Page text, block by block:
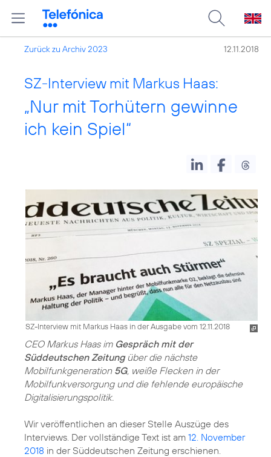
Zurück zu Archiv 2023 12.11.2018
SZ-Interview mit Markus Haas:
„Nur mit Torhütern gewinne
ich kein Spiel“
SZ-Interview mit Markus Haas in der Ausgabe vom 12.11.2018
CEO Markus Haas im Gespräch mit der
Süddeutschen Zeitungüber die nächste
Mobilfunkgeneration 5G, weiße Flecken in der
Mobilfunkversorgung und die fehlende europäische
Digitalisierungspolitik.
Wir veröffentlichen an dieser Stelle Auszüge des
Interviews. Der vollständige Text ist am 12. November
2018 in der Süddeutschen Zeitung erschienen.